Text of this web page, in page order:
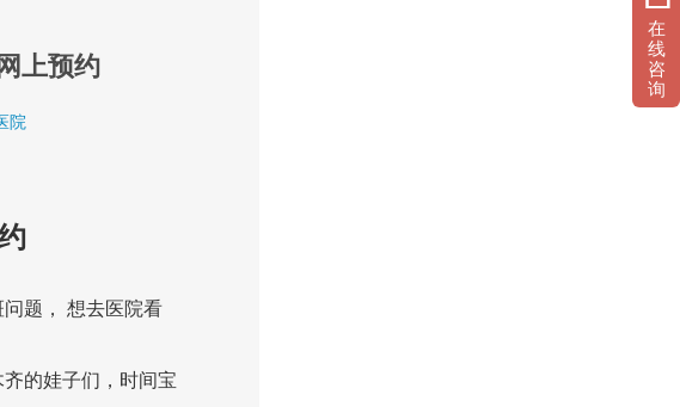
上预约
院
题， 想去医院看
的娃子们，时间宝
在
线
咨
询